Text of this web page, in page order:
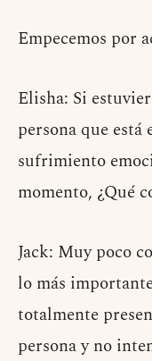
Empecemos por
Elisha: Si
persona que
sufrimiento
momento, ¿Qué
Jack: Muy poco
lo más
totalmente
persona y no